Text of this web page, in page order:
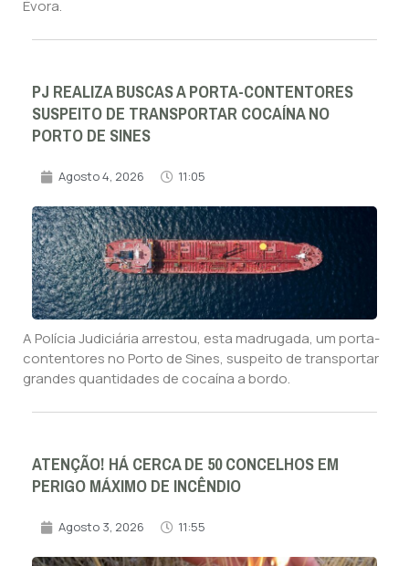
Évora.
PJ REALIZA BUSCAS A PORTA-CONTENTORES
SUSPEITO DE TRANSPORTAR COCAÍNA NO
PORTO DE SINES
Agosto 4, 2026 11:05
A Polícia Judiciária arrestou, esta madrugada, um porta-
contentores no Porto de Sines, suspeito de transportar
grandes quantidades de cocaína a bordo.
ATENÇÃO! HÁ CERCA DE 50 CONCELHOS EM
PERIGO MÁXIMO DE INCÊNDIO
Agosto 3, 2026 11:55